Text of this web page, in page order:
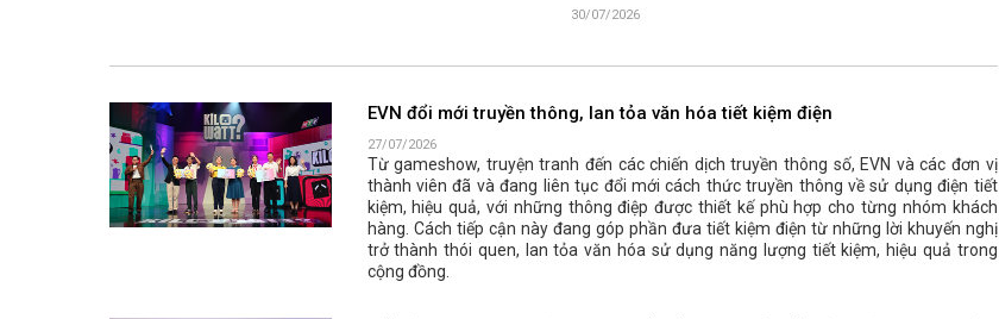
30/07/2026
EVN đổi mới truyền thông, lan tỏa văn hóa tiết kiệm điện
27/07/2026
Từ gameshow, truyện tranh đến các chiến dịch truyền thông số, EVN và các đơn vị
thành viên đã và đang liên tục đổi mới cách thức truyền thông về sử dụng điện tiết
kiệm, hiệu quả, với những thông điệp được thiết kế phù hợp cho từng nhóm khách
hàng. Cách tiếp cận này đang góp phần đưa tiết kiệm điện từ những lời khuyến nghị
trở thành thói quen, lan tỏa văn hóa sử dụng năng lượng tiết kiệm, hiệu quả trong
cộng đồng.